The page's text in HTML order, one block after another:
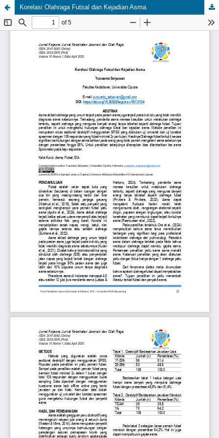
Korelasi Olahraga Futsal dan Kejadian Asma